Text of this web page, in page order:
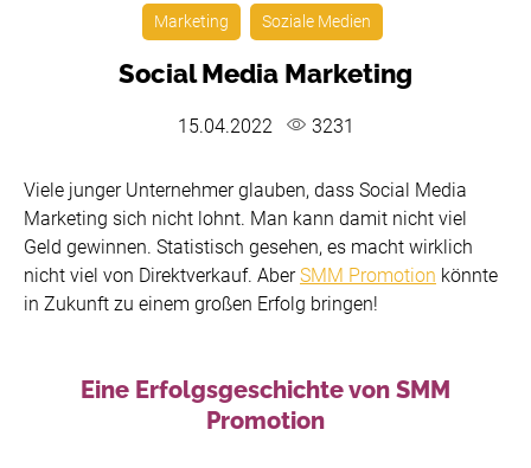
Marketing Soziale Medien
Soсial Media Marketing
15.04.2022 3231
Viele junger Unternehmer glauben, dass Soсial Media
Marketing sich nicht lohnt. Man kann damit nicht viel
Geld gewinnen. Statistisch gesehen, es macht wirklich
nicht viel von Direktverkauf. AberSMM Promotion könnte
in Zukunft zu einem großen Erfolg bringen!
Eine Erfolgsgeschichte von SMM
Promotion